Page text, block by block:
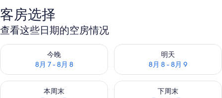
客房选择
查看这些日期的空房情况
今晚
8月 7 - 8月 8
查看今晚的空房情况：8月 7 - 8月 8
明天
8月 8 - 8月 9
查看明天的空房情况：8月 8 -
本周末
查看本周末的空房情况：8月 7 - 8月 9
下周末
查看下周末的空房情况：8月